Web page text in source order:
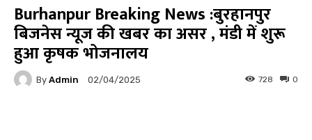
Burhanpur Breaking News :बुरहानपुर
बिजनेस न्यूज की खबर का असर , मंडी में शुरू
हुआ कृषक भोजनालय
By Admin 02/04/2025 0
728